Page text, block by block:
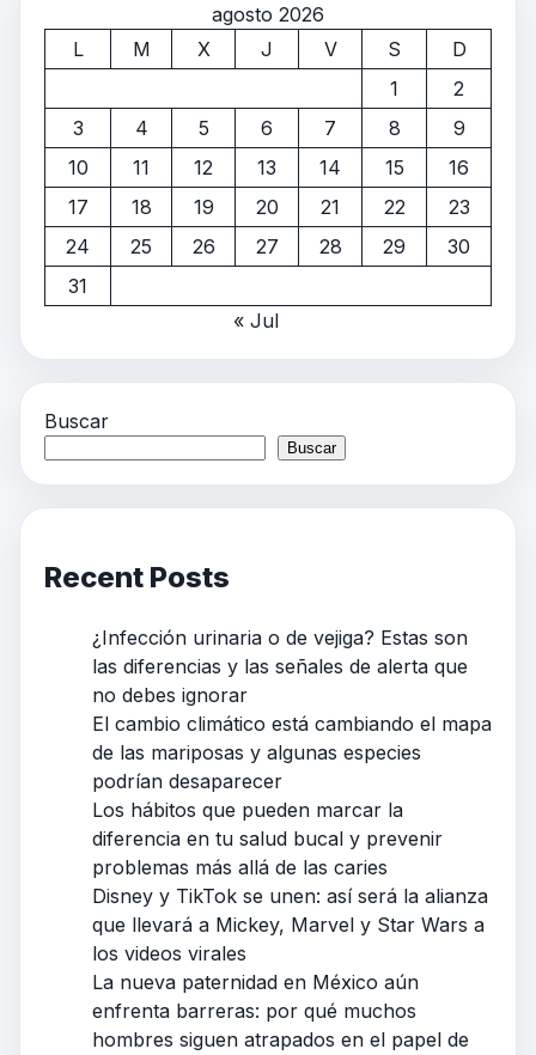
agosto 2026
L
M X J V S
D
1
2
3
4 5 6 7 8
9
10
11 12 13 14 15
16
17
18 19 20 21 22
23
24
25 26 27 28 29
30
31
« Jul
Buscar
Buscar
Recent Posts
¿Infección urinaria o de vejiga? Estas son
las diferencias y las señales de alerta que
no debes ignorar
El cambio climático está cambiando el mapa
de las mariposas y algunas especies
podrían desaparecer
Los hábitos que pueden marcar la
diferencia en tu salud bucal y prevenir
problemas más allá de las caries
Disney y TikTok se unen: así será la alianza
que llevará a Mickey, Marvel y Star Wars a
los videos virales
La nueva paternidad en México aún
enfrenta barreras: por qué muchos
hombres siguen atrapados en el papel de